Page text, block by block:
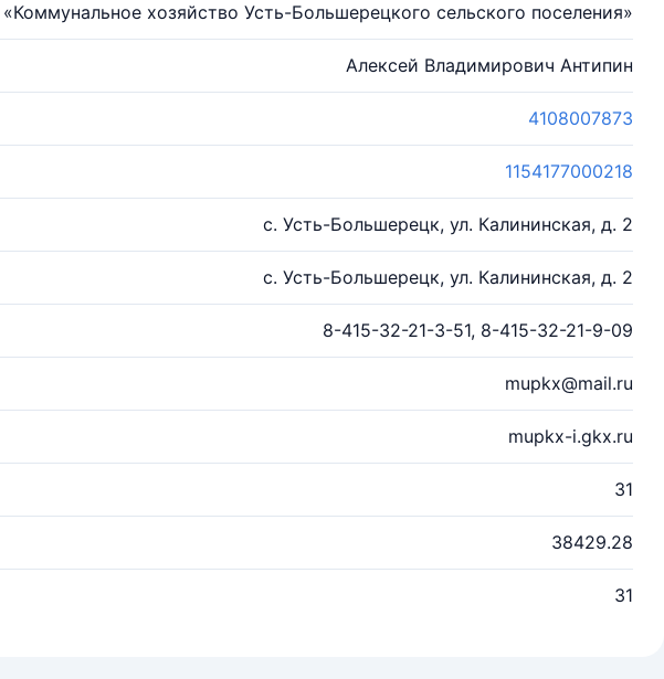
хозяйство Усть-Большерецкого сельского поселения»
Алексей Владимирович Антипин
4108007873
1154177000218
с. Усть-Большерецк, ул. Калининская, д. 2
с. Усть-Большерецк, ул. Калининская, д. 2
8-415-32-21-3-51, 8-415-32-21-9-09
mupkx@mail.ru
mupkx-i.gkx.ru
31
38429.28
31